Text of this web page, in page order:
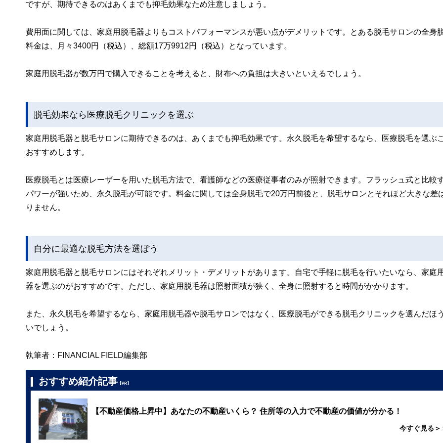
ですが、期待できるのはあくまでも抑毛効果なため注意しましょう。
費用面に関しては、家庭用脱毛器よりもコストパフォーマンスが悪い点がデメリットです。とある脱毛サロンの全身
料金は、月々3400円（税込）、総額17万9912円（税込）となっています。
家庭用脱毛器が数万円で購入できることを考えると、財布への負担は大きいといえるでしょう。
脱毛効果なら医療脱毛クリニックを選ぶ
家庭用脱毛器と脱毛サロンに期待できるのは、あくまでも抑毛効果です。永久脱毛を希望するなら、医療脱毛を選ぶ
おすすめします。
医療脱毛とは医療レーザーを用いた脱毛方法で、看護師などの医療従事者のみが照射できます。フラッシュ式と比較
パワーが強いため、永久脱毛が可能です。料金に関しては全身脱毛で20万円前後と、脱毛サロンとそれほど大きな差
りません。
自分に最適な脱毛方法を選ぼう
家庭用脱毛器と脱毛サロンにはそれぞれメリット・デメリットがあります。自宅で手軽に脱毛を行いたいなら、家庭
器を選ぶのがおすすめです。ただし、家庭用脱毛器は照射面積が狭く、全身に照射すると時間がかかります。
また、永久脱毛を希望するなら、家庭用脱毛器や脱毛サロンではなく、医療脱毛ができる脱毛クリニックを選んだほ
いでしょう。
執筆者：FINANCIAL FIELD編集部
おすすめ紹介記事 【PR】
【不動産価格上昇中】あなたの不動産いくら？ 住所等の入力で不動産の価値が分かる！
今すぐ見る＞